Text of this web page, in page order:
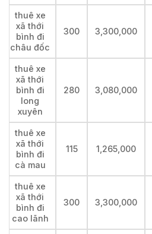
thuê xe
xã thới
bình đi
châu đốc
300 3,300,000
thuê xe
xã thới
bình đi
long
xuyên
280 3,080,000
thuê xe
xã thới
bình đi
cà mau
115 1,265,000
thuê xe
xã thới
bình đi
cao lãnh
300 3,300,000